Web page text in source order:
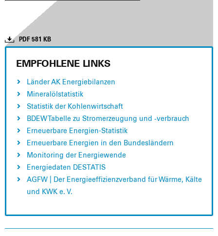
PDF 581 KB
EMPFOHLENE LINKS
Län­der AK Ener­gie­bi­lan­zen
Mine­ral­öl­sta­tis­tik
Sta­tis­tik der Koh­len­wirt­schaft
BDEW Tabel­le zu Strom­erzeu­gung und ‑ver­brauch
Erneu­er­ba­re Ener­gien-Sta­tis­tik
Erneu­er­ba­re Ener­gien in den Bun­des­län­dern
Moni­to­ring der Ener­gie­wen­de
Ener­gie­da­ten DESTATIS
AGFW | Der Ener­gie­ef­fi­zi­enz­ver­band für Wär­me, Käl­te
und KWK e. V.